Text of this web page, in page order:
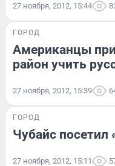
27 ноября, 2012, 15:44
ГОРОД
Американцы
район учить
27 ноября, 2012, 15:39
ГОРОД
Чубайс посетил
27 ноября, 2012, 15:11